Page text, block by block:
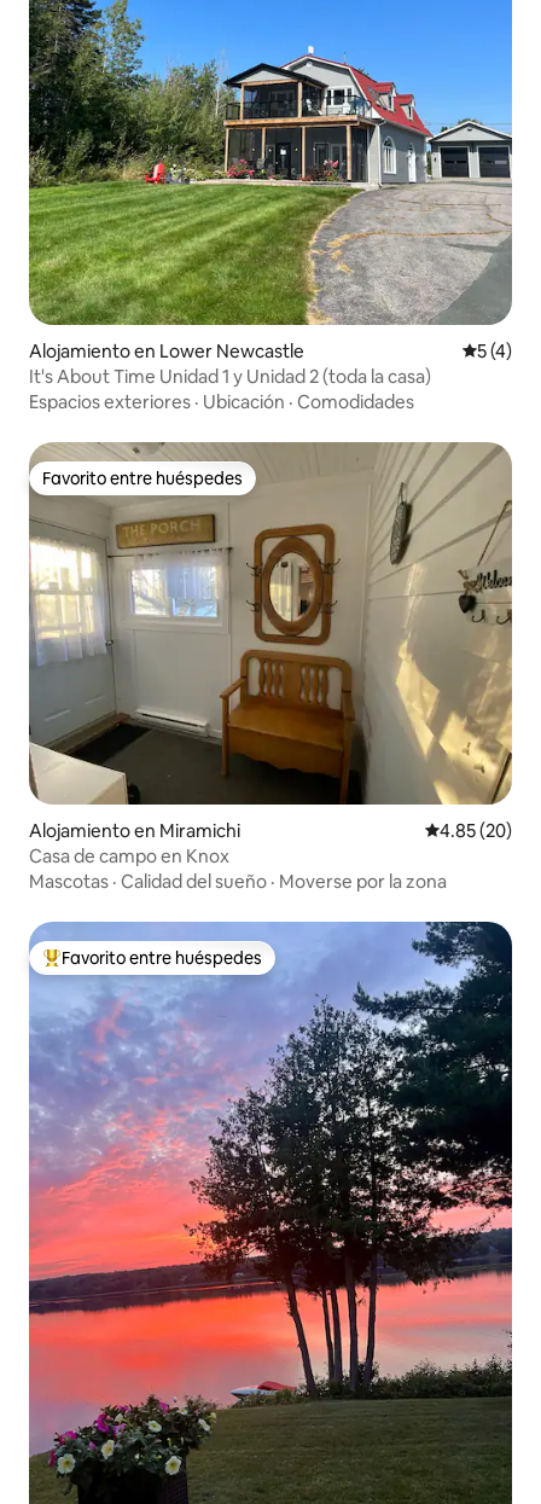
Alojamiento en Lower Newcastle
5 (4)
It's About Time Unidad 1 y Unidad 2 (toda la casa)
Espacios exteriores · Ubicación · Comodidades
Favorito entre huéspedes
Favorito entre huéspedes
Alojamiento en Miramichi Calificación
4.85 (20)
Casa de campo en Knox
Mascotas · Calidad del sueño · Moverse por la zona
Favorito entre huéspedes preferido
Favorito entre huéspedes